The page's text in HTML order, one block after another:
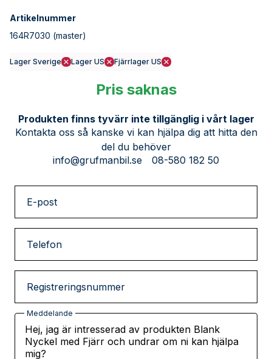
Artikelnummer
164R7030 (master)
Lager Sverige Lager US Fjärrlager US
Pris saknas
Produkten finns tyvärr inte tillgänglig i vårt lager
Kontakta oss så kanske vi kan hjälpa dig att hitta den
del du behöver
info@grufmanbil.se
08-580 182 50
E-post
Telefon
Registreringsnummer
Meddelande